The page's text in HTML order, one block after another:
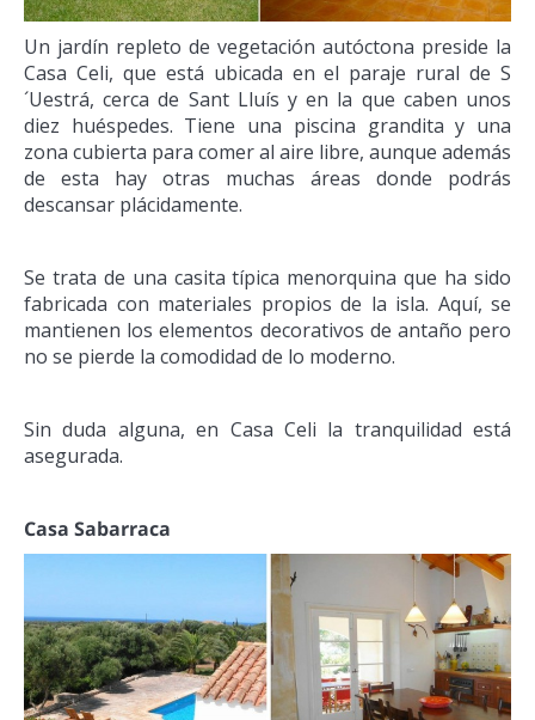
Un jardín repleto de vegetación autóctona preside la
Casa Celi, que está ubicada en el paraje rural de S
´Uestrá, cerca de Sant Lluís y en la que caben unos
diez huéspedes. Tiene una piscina grandita y una
zona cubierta para comer al aire libre, aunque además
de esta hay otras muchas áreas donde podrás
descansar plácidamente.
Se trata de una casita típica menorquina que ha sido
fabricada con materiales propios de la isla. Aquí, se
mantienen los elementos decorativos de antaño pero
no se pierde la comodidad de lo moderno.
Sin duda alguna, en Casa Celi la tranquilidad está
asegurada.
Casa Sabarraca